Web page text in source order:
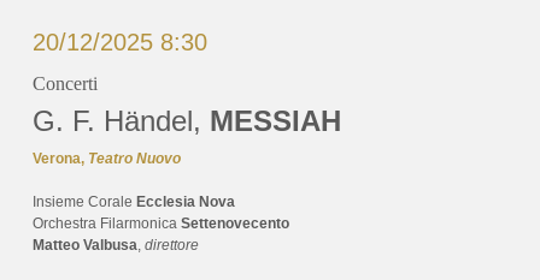
20/12/2025 8:30
Concerti
G. F. Händel, MESSIAH
Verona, Teatro Nuovo
Insieme Corale Ecclesia Nova
Orchestra Filarmonica Settenovecento
Matteo Valbusa, direttore